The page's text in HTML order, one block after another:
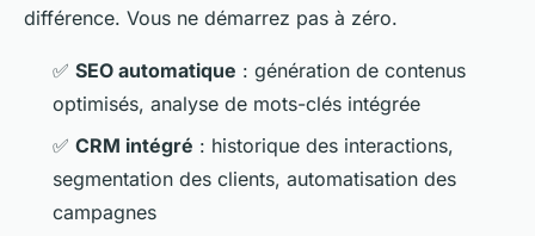
différence. Vous ne démarrez pas à zéro.
✅ SEO automatique : génération de contenus
optimisés, analyse de mots-clés intégrée
✅ CRM intégré : historique des interactions,
segmentation des clients, automatisation des
campagnes